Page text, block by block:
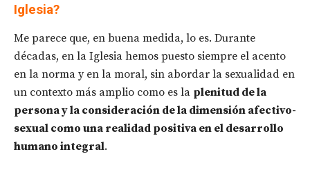
Iglesia?
Me parece que, en buena medida, lo es. Durante
décadas, en la Iglesia hemos puesto siempre el acento
en la norma y en la moral, sin abordar la sexualidad en
un contexto más amplio como es la plenitud de la
persona y la consideración de la dimensión afectivo-
sexual como una realidad positiva en el desarrollo
humano integral.